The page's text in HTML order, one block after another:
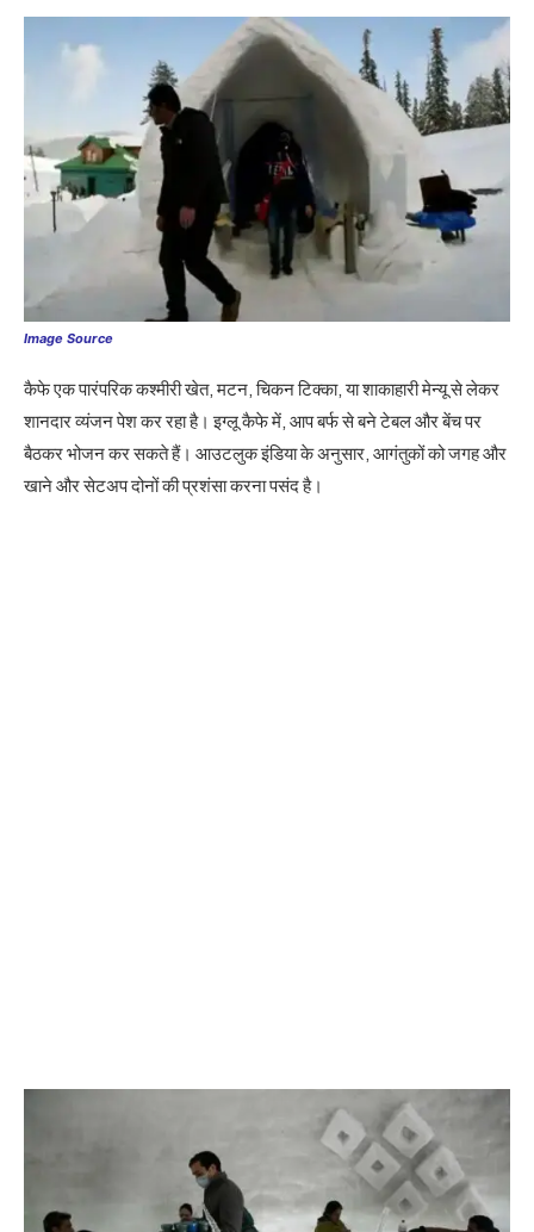
Image Source
कैफे एक पारंपरिक कश्मीरी खेत, मटन, चिकन टिक्का, या शाकाहारी मेन्यू से लेकर
शानदार व्यंजन पेश कर रहा है। इग्लू कैफे में, आप बर्फ से बने टेबल और बेंच पर
बैठकर भोजन कर सकते हैं। आउटलुक इंडिया के अनुसार, आगंतुकों को जगह और
खाने और सेटअप दोनों की प्रशंसा करना पसंद है।